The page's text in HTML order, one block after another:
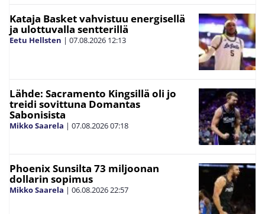
Kataja Basket vahvistuu energisellä
ja ulottuvalla sentterillä
Eetu Hellsten | 07.08.2026 12:13
Lähde: Sacramento Kingsillä oli jo
treidi sovittuna Domantas
Sabonisista
Mikko Saarela | 07.08.202607:18
Phoenix Sunsilta 73 miljoonan
dollarin sopimus
Mikko Saarela | 06.08.202622:57